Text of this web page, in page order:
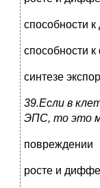
способности к
способности к
синтезе
39.Если в
ЭПС, то это
повреждении
росте и